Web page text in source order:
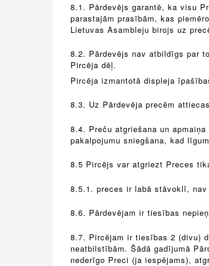
8.1. Pārdevējs garantē, ka visu
parastajām prasībām, kas
Lietuvas Asambleju birojs uz
8.2. Pārdevējs nav atbildīgs par
Pircēja dēļ.
Pircēja izmantotā displeja
8.3. Uz Pārdevēja precēm
8.4. Preču atgriešana un
pakalpojumu sniegšana, kad
8.5 Pircējs var atgriezt Preces
8.5.1. preces ir labā stāvoklī,
8.6. Pārdevējam ir tiesības
8.7. Pircējam ir tiesības 2 (divu)
neatbilstībām. Šādā gadījumā
nederīgo Preci (ja iespējams),